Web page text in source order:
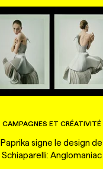
CAMPAGNES ET CRÉATIVITÉ
Paprika signe le design de
Schiaparelli: Anglomaniac